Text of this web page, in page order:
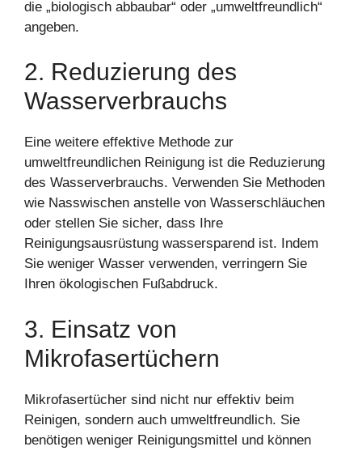
die „biologisch abbaubar“ oder „umweltfreundlich“
angeben.
2. Reduzierung des
Wasserverbrauchs
Eine weitere effektive Methode zur
umweltfreundlichen Reinigung ist die Reduzierung
des Wasserverbrauchs. Verwenden Sie Methoden
wie Nasswischen anstelle von Wasserschläuchen
oder stellen Sie sicher, dass Ihre
Reinigungsausrüstung wassersparend ist. Indem
Sie weniger Wasser verwenden, verringern Sie
Ihren ökologischen Fußabdruck.
3. Einsatz von
Mikrofasertüchern
Mikrofasertücher sind nicht nur effektiv beim
Reinigen, sondern auch umweltfreundlich. Sie
benötigen weniger Reinigungsmittel und können